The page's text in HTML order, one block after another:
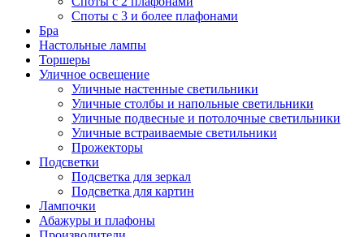
Споты с 3 и более плафонами
Бра
Настольные лампы
Торшеры
Уличное освещение
Уличные настенные светильники
Уличные столбы и напольные светильники
Уличные подвесные и потолочные светильники
Уличные встраиваемые светильники
Прожекторы
Подсветки
Подсветка для зеркал
Подсветка для картин
Лампочки
Абажуры и плафоны